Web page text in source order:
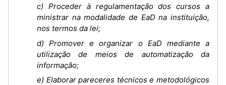
c) Proceder à regulamentação dos cursos a
ministrar na modalidade de EaD na instituição,
nos termos da lei;
d) Promover e organizar o EaD mediante a
utilização de meios de automatização da
informação;
e) Elaborar pareceres técnicos e metodológicos